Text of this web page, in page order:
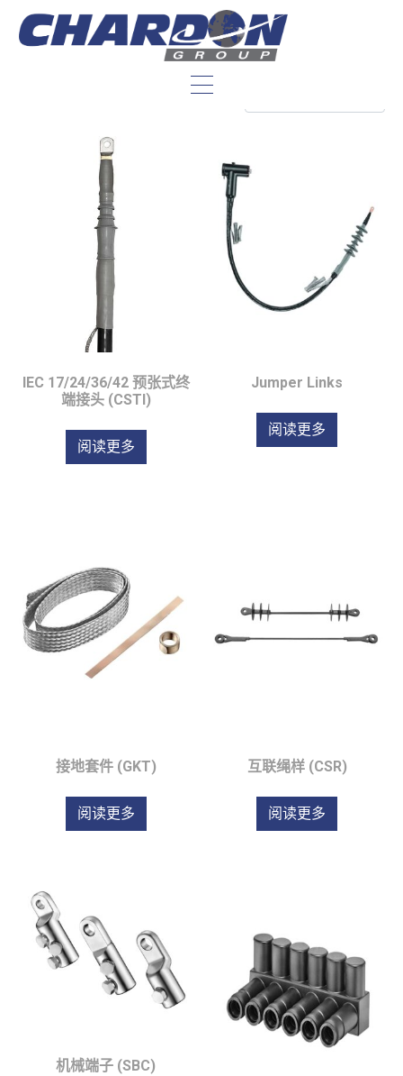
其他连接器产品
IEC 17/24/36/42 预张式终
端接头 (CSTI)
阅读更多
Jumper Links
阅读更多
接地套件 (GKT)
阅读更多
互联绳样 (CSR)
阅读更多
机械端子 (SBC)